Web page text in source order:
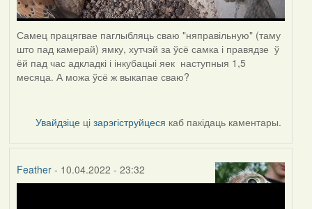
Самец працягвае паглыбляць сваю "няправільную" (таму
што пад камерай) ямку, хутчэй за ўсё самка і правядзе ў
ёй пад час адкладкі і інкубацыі яек наступныя 1,5
месяца. А можа ўсё ж выкапае сваю?
Увайдзіце цізарэгіструйцеся каб пакідаць каментары.
Feather- 10.04.2022 - 23:32